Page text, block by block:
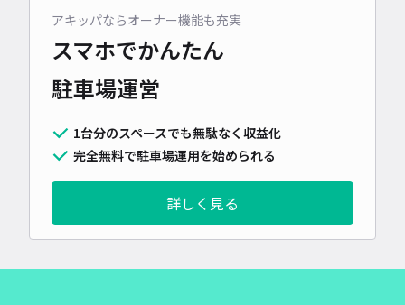
アキッパならオーナー機能も充実
スマホでかんたん
駐車場運営
1台分のスペースでも無駄なく収益化
完全無料で駐車場運用を始められる
詳しく見る